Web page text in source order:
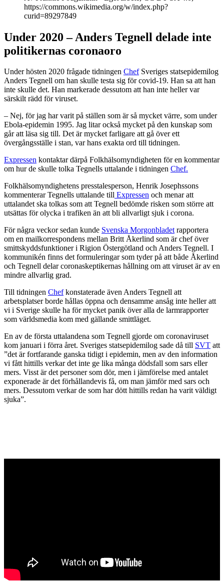
https://commons.wikimedia.org/w/index.php?
curid=89297849
Under 2020 – Anders Tegnell delade inte
politikernas coronaoro
Under hösten 2020 frågade tidningen ChefSveriges statsepidemilog
Anders Tegnell om han skulle testa sig för covid-19. Han sa att han
inte skulle det. Han markerade dessutom att han inte heller var
särskilt rädd för viruset.
– Nej, för jag har varit på ställen som är så mycket värre, som under
Ebola-epidemin 1995. Jag litar också mycket på den kunskap som
går att läsa sig till. Det är mycket farligare att gå över ett
övergångsställe i stan, var hans exakta ord till tidningen.
Expressen kontaktar därpå Folkhälsomyndigheten för en kommentar
om hur de skulle tolka Tegnells uttalande i tidningen Chef.
Folkhälsomyndighetens presstalesperson, Henrik Josephssons
kommenterar Tegnells uttalande till Expressen och menar att
uttalandet ska tolkas som att Tegnell bedömde risken som större att
utsättas för olycka i trafiken än att bli allvarligt sjuk i corona.
För några veckor sedan kunde Svenska Morgonbladetrapportera
om en mailkorrespondens mellan Britt Åkerlind som är chef över
smittskyddsfunktioner i Rigion Östergötland och Anders Tegnell. I
kommunikén finns det formuleringar som tyder på att både Åkerlind
och Tegnell delar coronaskeptikernas hållning om att viruset är av en
mindre allvarlig grad.
Till tidningen Chefkonstaterade även Anders Tegnell att
arbetsplatser borde hållas öppna och densamme ansåg inte heller att
vi i Sverige skulle ha för mycket panik över alla de larmrapporter
som världsmedia kom med gällande smittläget.
En av de första uttalandena som Tegnell gjorde om coronaviruset
kom januari i förra året. Sveriges statsepidemilog sade då till SVT att
”det är fortfarande ganska tidigt i epidemin, men av den information
vi fått hittills verkar det inte ge lika många dödsfall som sars eller
mers. Visst är det personer som dör, men i jämförelse med antalet
exponerade är det förhållandevis få, om man jämför med sars och
mers. Dessutom verkar de som har dött hittills redan ha varit väldigt
sjuka”.